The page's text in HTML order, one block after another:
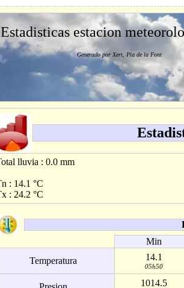
Estadisticas estacion
Generado por Xert, Pla de la Font